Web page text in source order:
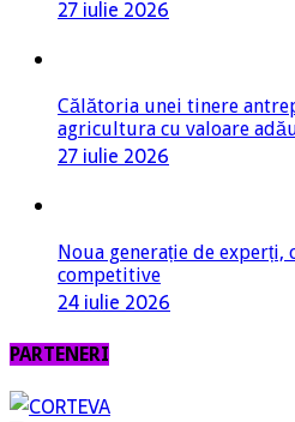
27 iulie 2026
Călătoria unei tinere
agricultura cu valoare
27 iulie 2026
Noua generație de
competitive
24 iulie 2026
PARTENERI